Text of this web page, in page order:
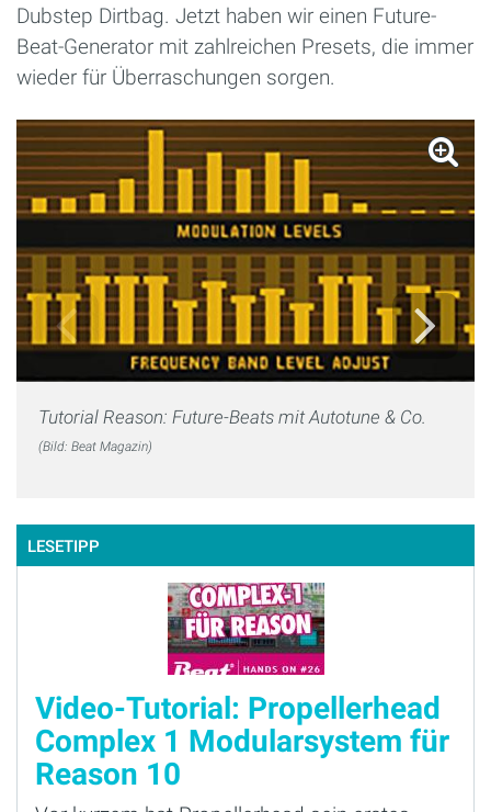
Dubstep Dirtbag. Jetzt haben wir einen Future-
Beat-Generator mit zahlreichen Presets, die immer
wieder für Überraschungen sorgen.
Tutorial Reason: Future-Beats mit Autotune & Co.
(Bild: Beat Magazin)
LESETIPP
Video-Tutorial: Propellerhead
Complex 1 Modularsystem für
Reason 10